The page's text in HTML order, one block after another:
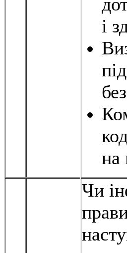
і
на
Чи